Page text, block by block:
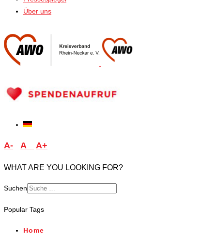
Über uns
A- A A+
WHAT ARE YOU LOOKING FOR?
Suchen
for results.
Popular Tags
Home